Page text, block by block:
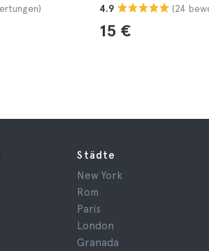
4.9 (24
15 €
Städte
New York
Rom
Paris
London
Granada